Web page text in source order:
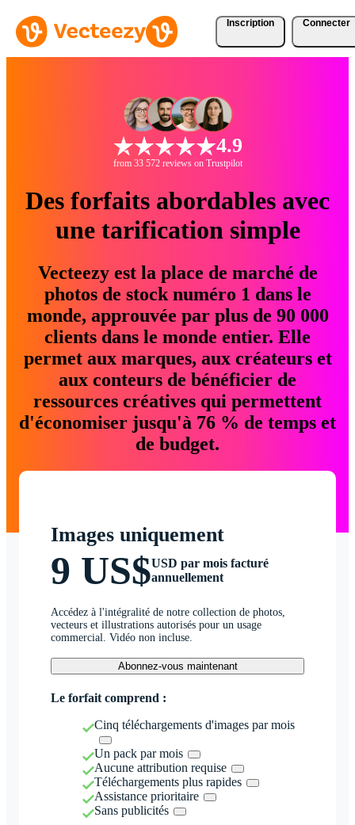
Inscription Connecter
4.9
from 33 572 reviews on Trustpilot
Des forfaits abordables avec
une tarification simple
Vecteezy est la place de marché de
photos de stock numéro 1 dans le
monde, approuvée par plus de 90 000
clients dans le monde entier. Elle
permet aux marques, aux créateurs et
aux conteurs de bénéficier de
ressources créatives qui permettent
d'économiser jusqu'à 76 % de temps et
de budget.
Images uniquement
9 US$USD par mois facturé
annuellement
Accédez à l'intégralité de notre collection de photos,
vecteurs et illustrations autorisés pour un usage
commercial. Vidéo non incluse.
Abonnez-vous maintenant
Le forfait comprend :
Cinq téléchargements d'images par mois
Un pack par mois
Aucune attribution requise
Téléchargements plus rapides
Assistance prioritaire
Sans publicités